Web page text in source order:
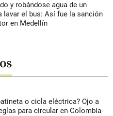
y robándose agua de un
lavar el bus: Así fue la sanción
en Medellín
o cicla eléctrica? Ojo a
para circular en Colombia